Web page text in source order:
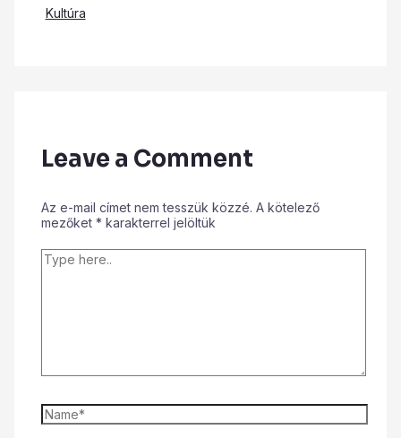
Kultúra
Leave a Comment
Az e-mail címet nem tesszük közzé. A kötelező
mezőket * karakterrel jelöltük